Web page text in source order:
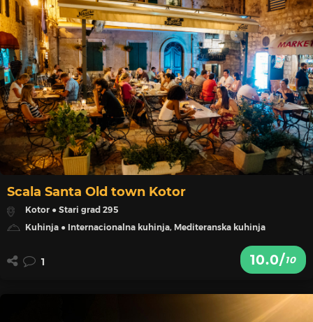
Scala Santa Old town Kotor
Kotor ● Stari grad 295
Kuhinja ● Internacionalna kuhinja, Mediteranska kuhinja
10.0/10
1